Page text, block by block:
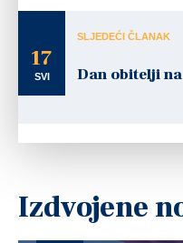
17
SVI
SLJEDEĆI ČLANAK
Dan obitelji na
Izdvojene